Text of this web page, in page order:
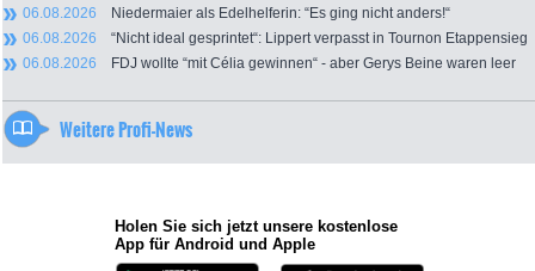
06.08.2026 Niedermaier als Edelhelferin: “Es ging nicht anders!“
06.08.2026 “Nicht ideal gesprintet“: Lippert verpasst in Tournon Etappensieg
06.08.2026 FDJ wollte “mit Célia gewinnen“ - aber Gerys Beine waren leer
Weitere Profi-News
Holen Sie sich jetzt unsere kostenlose
App für Android und Apple